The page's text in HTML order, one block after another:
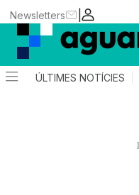
|
Newsletters
ÚLTIMES NOTÍCIES